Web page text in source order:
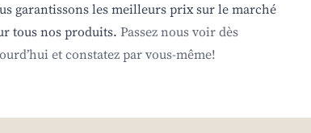
garantissons les meilleurs prix sur le marché
tous nos produits. Passez nous voir dès
et constatez par vous-même!